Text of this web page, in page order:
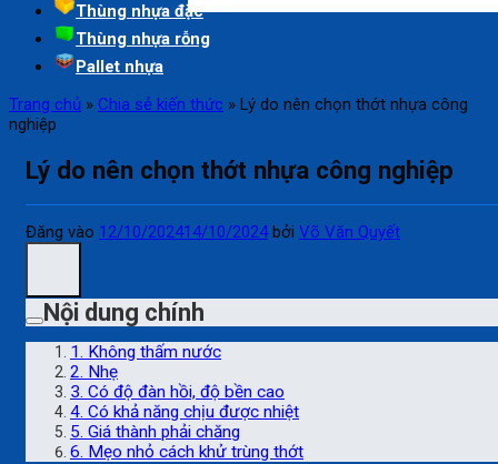
Thùng nhựa đặc
Thùng nhựa rỗng
Pallet nhựa
Trang chủ » Chia sẻ kiến thức » Lý do nên chọn thớt nhựa công
nghiệp
Lý do nên chọn thớt nhựa công nghiệp
Đăng vào 12/10/202414/10/2024 bởi Võ Văn Quyết
Nội dung chính
1. Không thấm nước
2. Nhẹ
3. Có độ đàn hồi, độ bền cao
4. Có khả năng chịu được nhiệt
5. Giá thành phải chăng
6. Mẹo nhỏ cách khử trùng thớt